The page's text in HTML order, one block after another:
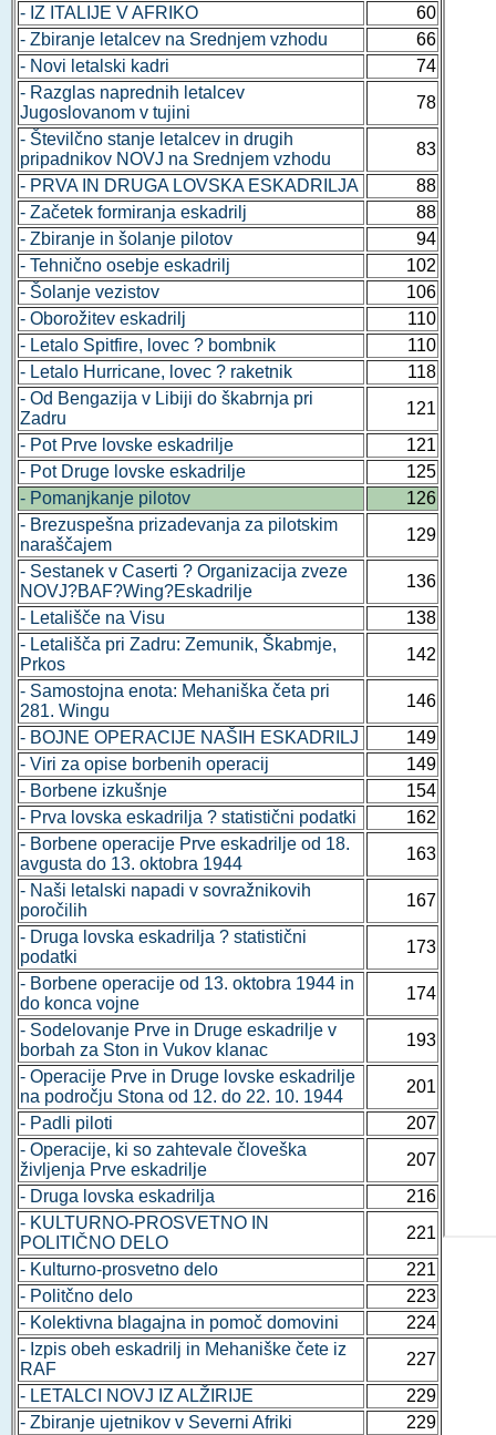
- IZ ITALIJE V AFRIKO
60
- Zbiranje letalcev na Srednjem vzhodu
66
- Novi letalski kadri
74
- Razglas naprednih letalcev
Jugoslovanom v tujini
78
- Številčno stanje letalcev in drugih
pripadnikov NOVJ na Srednjem vzhodu
83
- PRVA IN DRUGA LOVSKA ESKADRILJA
88
- Začetek formiranja eskadrilj
88
- Zbiranje in šolanje pilotov
94
- Tehnično osebje eskadrilj
102
- Šolanje vezistov
106
- Oborožitev eskadrilj
110
- Letalo Spitfire, lovec ? bombnik
110
- Letalo Hurricane, lovec ? raketnik
118
- Od Bengazija v Libiji do škabrnja pri
Zadru
121
- Pot Prve lovske eskadrilje
121
- Pot Druge lovske eskadrilje
125
- Pomanjkanje pilotov
126
- Brezuspešna prizadevanja za pilotskim
naraščajem
129
- Sestanek v Caserti ? Organizacija zveze
NOVJ?BAF?Wing?Eskadrilje
136
- Letališče na Visu
138
- Letališča pri Zadru: Zemunik, Škabmje,
Prkos
142
- Samostojna enota: Mehaniška četa pri
281. Wingu
146
- BOJNE OPERACIJE NAŠIH ESKADRILJ
149
- Viri za opise borbenih operacij
149
- Borbene izkušnje
154
- Prva lovska eskadrilja ? statistični podatki
162
- Borbene operacije Prve eskadrilje od 18.
avgusta do 13. oktobra 1944
163
- Naši letalski napadi v sovražnikovih
poročilih
167
- Druga lovska eskadrilja ? statistični
podatki
173
- Borbene operacije od 13. oktobra 1944 in
do konca vojne
174
- Sodelovanje Prve in Druge eskadrilje v
borbah za Ston in Vukov klanac
193
- Operacije Prve in Druge lovske eskadrilje
na področju Stona od 12. do 22. 10. 1944
201
- Padli piloti
207
- Operacije, ki so zahtevale človeška
življenja Prve eskadrilje
207
- Druga lovska eskadrilja
216
- KULTURNO-PROSVETNO IN
POLITIČNO DELO
221
- Kulturno-prosvetno delo
221
- Politčno delo
223
- Kolektivna blagajna in pomoč domovini
224
- Izpis obeh eskadrilj in Mehaniške čete iz
RAF
227
- LETALCI NOVJ IZ ALŽIRIJE
229
- Zbiranje ujetnikov v Severni Afriki
229